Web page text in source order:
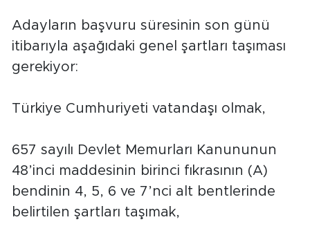
Adayların başvuru süresinin son günü
itibarıyla aşağıdaki genel şartları taşıması
gerekiyor:
Türkiye Cumhuriyeti vatandaşı olmak,
657 sayılı Devlet Memurları Kanununun
48’inci maddesinin birinci fıkrasının (A)
bendinin 4, 5, 6 ve 7’nci alt bentlerinde
belirtilen şartları taşımak,